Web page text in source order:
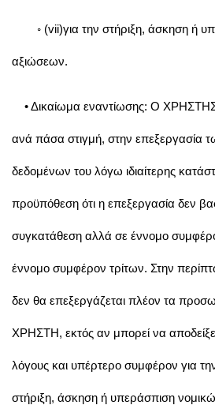
◦ (vii)για την στήριξη, άσκηση ή
αξιώσεων.
• Δικαίωμα εναντίωσης: Ο ΧΡΗΣΤΗΣ
ανά πάσα στιγμή, στην επεξεργασία
δεδομένων του λόγω ιδιαίτερης
προϋπόθεση ότι η επεξεργασία δεν
συγκατάθεση αλλά σε έννομο
έννομο συμφέρον τρίτων. Στην
δεν θα επεξεργάζεται πλέον τα
ΧΡΗΣΤΗ, εκτός αν μπορεί να
λόγους και υπέρτερο συμφέρον για
στήριξη, άσκηση ή υπεράσπιση